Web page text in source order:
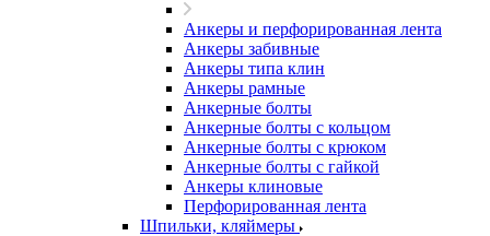
Анкеры и перфорированная лента
Анкеры забивные
Анкеры типа клин
Анкеры рамные
Анкерные болты
Анкерные болты с кольцом
Анкерные болты с крюком
Анкерные болты с гайкой
Анкеры клиновые
Перфорированная лента
Шпильки, кляймеры